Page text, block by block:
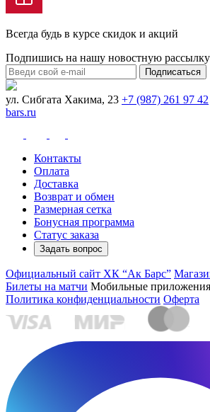
Всегда будь в курсе скидок и акций
Подпишись на нашу новостную рассылку
Подписаться
ул. Сибгата Хакима, 23 +7 (987) 261 97 42
bars.ru
Контакты
Оплата
Доставка
Возврат и обмен
Размерная сетка
Бонусная программа
Статус заказа
Задать вопрос
Официальный сайт ХК “Ак Барс”
Билеты на матчи Мобильные приложения
Политика конфиденциальности Оферта